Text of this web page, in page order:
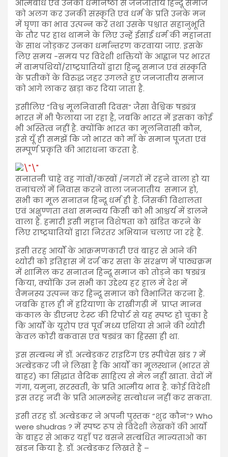
आत्मबोध एवं उनकी धर्मनिष्ठा से जनजातीय हिन्दू समाज
को अलग कर उनकी संस्कृति एवं धर्म के प्रति उनके मन
में घृणा का भाव उत्पन्न करें तथा उसके पश्चात सहानुभूति
के तौर पर हाथ थामने के लिए उन्हें ईसाई धर्म की महानता
के साथ जोड़कर उनका धर्मान्तरण करवाया जाए. इसके
लिए समय -समय पर विदेशी शक्तियों के आह्वान पर भारत
में वामपंथियों/राष्ट्रघातियों द्वारा हिन्दू समाज एवं संस्कृति
के प्रतीकों के विरुद्ध जहर उगलते हुए जनजातीय समाज
को आगे लाकर खड़ा कर दिया जाता है.
इसीलिए “विश्व मूलनिवासी दिवस” जैसा वैश्विक षड्यंत्र
भारत में भी फैलाया जा रहा है, जबकि भारत में इसका कोई
भी अस्तित्व नहीं है. क्योंकि भारत का मूलनिवासी कौन,
इसे यूँ ही समझें कि जो भारत को माँ के समान पूजता एवं
सम्पूर्ण प्रकृति की आराधना करता है.
सनातनी चाहे वह गांवों/कस्बों /नगरों में रहने वाला हो या
वनांचलों में निवास करने वाला जनजातीय समाज हो,
सभी का मूल सनातन हिन्दू धर्म ही है. जिसकी विशालता
एवं अक्षुण्णता तथा समन्वय किसी को भी आश्चर्य में डालने
वाला है. हमारी इसी महान विशेषता को खंडित करने के
लिए राष्ट्रघातियों द्वारा निरंतर अभियान चलाए जा रहे हैं.
इसी तरह आर्यों के आक्रमणकारी एवं बाहर से आने की
थ्योरी को इतिहास में दर्ज कर सत्ता के संरक्षण में पाठ्यक्रम
में शामिल कर सनातन हिन्दू समाज को तोड़ने का षड्यंत्र
किया, क्योंकि उन सभी का उद्देश्य हर हाल में देश में
वैमनस्य उत्पन्न कर हिन्दू समाज को विभाजित करना है.
जबकि हाल ही में हरियाणा के राखीगढ़ी में प्राप्त मानव
कंकाल के डीएनए टेस्ट की रिपोर्ट से यह स्पष्ट हो चुका है
कि आर्यों के यूरोप एवं पूर्व मध्य एशिया से आने की थ्योरी
केवल कोरी बकवास एवं षड्यंत्र का हिस्सा ही था.
इस सम्बन्ध में डॉ. अम्बेडकर राइटिंग एंड स्पीचेस खंड 7 में
अम्बेडकर जी ने लिखा है कि आर्यों का मूलस्थान (भारत से
बाहर) का सिद्धांत वैदिक साहित्य से मेल नहीं खाता. वेदों में
गंगा, यमुना, सरस्वती, के प्रति आत्मीय भाव है. कोई विदेशी
इस तरह नदी के प्रति आत्मस्नेह सम्बोधन नहीं कर सकता.
इसी तरह डॉ. अम्बेडकर ने अपनी पुस्तक “शुद्र कौन”? Who
were shudras ? में स्पष्ट रूप से विदेशी लेखकों की आर्यो
के बाहर से आकर यहाँ पर बसने सम्बंधित मान्यताओं का
खंडन किया है. डॉ. अम्बेडकर लिखते हैं –